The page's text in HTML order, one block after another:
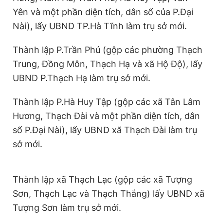
Yên và một phần diện tích, dân số của P.Đại
Nài), lấy UBND TP.Hà Tĩnh làm trụ sở mới.
Thành lập P.Trần Phú (gộp các phường Thạch
Trung, Đồng Môn, Thạch Hạ và xã Hộ Độ), lấy
UBND P.Thạch Hạ làm trụ sở mới.
Thành lập P.Hà Huy Tập (gộp các xã Tân Lâm
Hương, Thạch Đài và một phần diện tích, dân
số P.Đại Nài), lấy UBND xã Thạch Đài làm trụ
sở mới.
Thành lập xã Thạch Lạc (gộp các xã Tượng
Sơn, Thạch Lạc và Thạch Thắng) lấy UBND xã
Tượng Sơn làm trụ sở mới.